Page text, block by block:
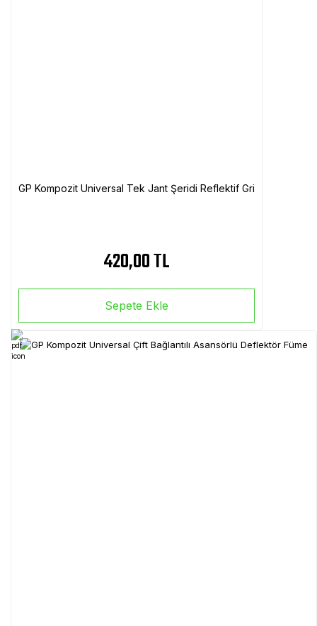
GP Kompozit Universal Tek Jant Şeridi Reflektif Gri
420,00 TL
Sepete Ekle